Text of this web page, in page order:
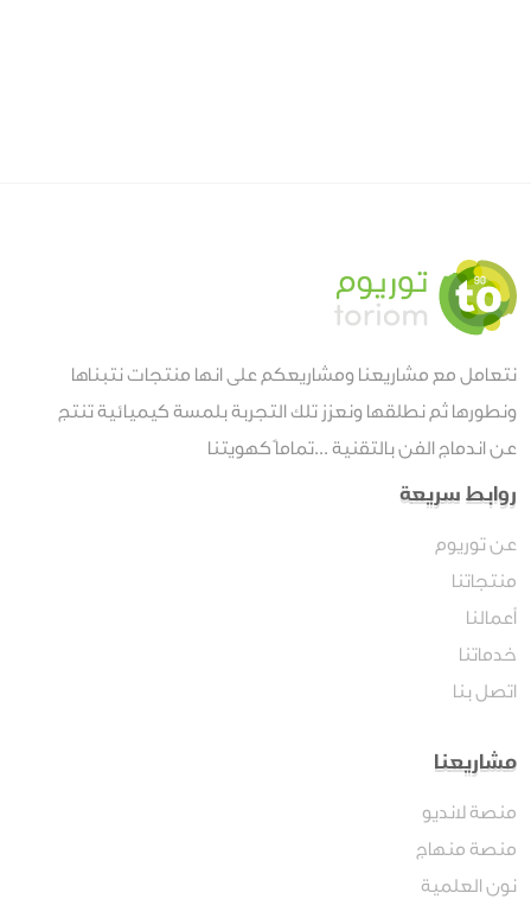
نتعامل مع مشاريعنا ومشاريعكم على انها منتجات نتبناها
ونطورها ثم نطلقها ونعزز تلك التجربة بلمسة كيميائية تنتج
عن اندماج الفن بالتقنية ...تماماً كهويتنا
روابط سريعة
عن توريوم
منتجاتنا
أعمالنا
خدماتنا
اتصل بنا
مشاريعنا
منصة لانديو
منصة منهاج
نون العلمية